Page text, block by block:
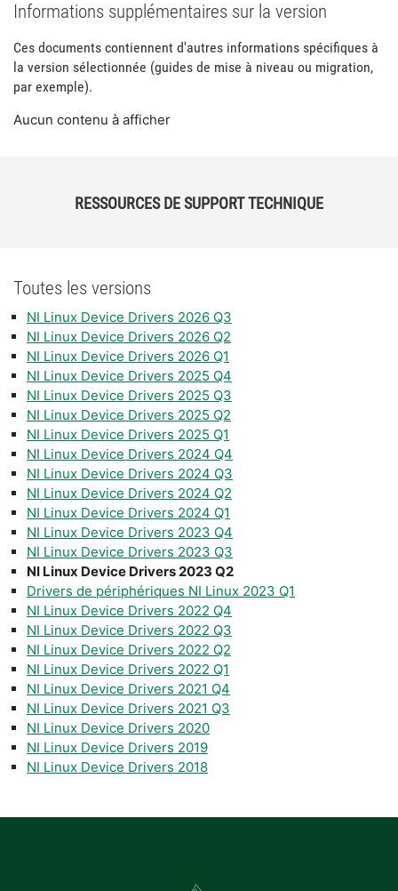
Informations supplémentaires sur la version
Ces documents contiennent d'autres informations spécifiques à
la version sélectionnée (guides de mise à niveau ou migration,
par exemple).
Aucun contenu à afficher
RESSOURCES DE SUPPORT TECHNIQUE
Toutes les versions
NI Linux Device Drivers 2026 Q3
NI Linux Device Drivers 2026 Q2
NI Linux Device Drivers 2026 Q1
NI Linux Device Drivers 2025 Q4
NI Linux Device Drivers 2025 Q3
NI Linux Device Drivers 2025 Q2
NI Linux Device Drivers 2025 Q1
NI Linux Device Drivers 2024 Q4
NI Linux Device Drivers 2024 Q3
NI Linux Device Drivers 2024 Q2
NI Linux Device Drivers 2024 Q1
NI Linux Device Drivers 2023 Q4
NI Linux Device Drivers 2023 Q3
NI Linux Device Drivers 2023 Q2
Drivers de périphériques NI Linux 2023 Q1
NI Linux Device Drivers 2022 Q4
NI Linux Device Drivers 2022 Q3
NI Linux Device Drivers 2022 Q2
NI Linux Device Drivers 2022 Q1
NI Linux Device Drivers 2021 Q4
NI Linux Device Drivers 2021 Q3
NI Linux Device Drivers 2020
NI Linux Device Drivers 2019
NI Linux Device Drivers 2018